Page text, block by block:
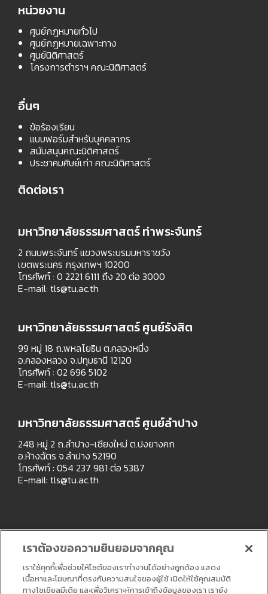
หน่วยงาน
ศูนย์กฎหมายทั่วไป
ศูนย์กฎหมายเฉพาะทาง
ศูนย์นิติศาสตร์
โครงการตำราฯ คณะนิติศาสตร์
อื่นๆ
ข้อร้องเรียน
แบบฟอร์มสำหรับบุคคลากร
สนับสนุนคณะนิติศาสตร์
ประชาคมศิษย์เก่า คณะนิติศาสตร์
ติดต่อเรา
มหาวิทยาลัยธรรมศาสตร์ ท่าพระจันทร์
2 ถนนพระจันทร์ แขวงพระบรมมหาราชวัง
เขตพระนคร กรุงเทพฯ 10200
โทรศัพท์ : 0 2221 6111 ถึง 20 ต่อ 3000
E-mail: tls@tu.ac.th
มหาวิทยาลัยธรรมศาสตร์ ศูนย์รังสิต
99 หมู่ 18 ถ.พหลโยธิน ต.คลองหนึ่ง
อ.คลองหลวง จ.ปทุมธานี 12120
โทรศัพท์ : 02 696 5102
E-mail: tls@tu.ac.th
มหาวิทยาลัยธรรมศาสตร์ ศูนย์ลำปาง
248 หมู่ 2 ถ.ลำปาง-เชียงใหม่ ต.ปงยางคก
อ.ห้างฉัตร จ.ลำปาง 52190
โทรศัพท์ : 054 237 981 ต่อ 5387
E-mail: tls@tu.ac.th
เราต้องขอความยินยอมจากคุณ
เราใช้คุกกี้เพื่อช่วยให้ไซต์ของเราทำงานได้อย่างถูกต้อง แสดง
เนื้อหาและโฆษณาที่ตรงกับความสนใจของผู้ใช้ เปิดให้ใช้คุณสมบัติ
ทางโซเชียลมีเดีย และเพื่อวิเคราะห์การเข้าถึงข้อมูลของเรา เรายัง